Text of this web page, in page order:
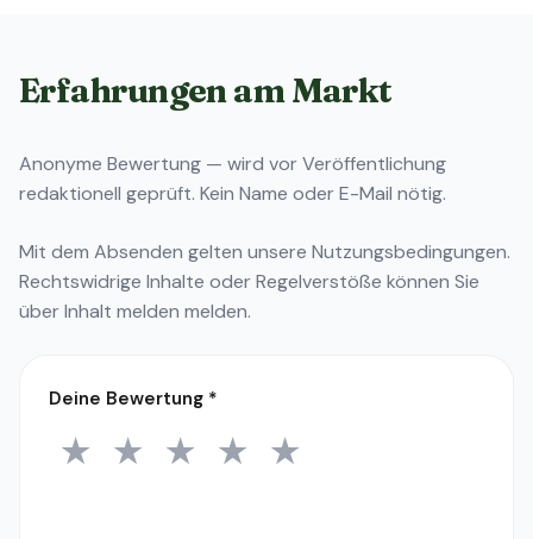
Erfahrungen am Markt
Anonyme Bewertung — wird vor Veröffentlichung
redaktionell geprüft. Kein Name oder E-Mail nötig.
Mit dem Absenden gelten unsere Nutzungsbedingungen.
Rechtswidrige Inhalte oder Regelverstöße können Sie
überInhalt melden melden.
Deine Bewertung *
1 Stern
★ 2 Sterne
★ 3 Sterne
★ 4 Sterne
★ 5 Sterne
★